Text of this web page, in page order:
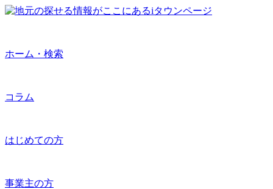
ホーム・検索
コラム
はじめての方
事業主の方